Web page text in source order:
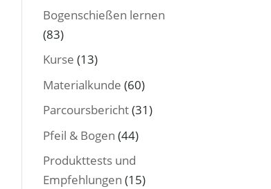
Bogenschießen lernen
(83)
Kurse (13)
Materialkunde (60)
Parcoursbericht(31)
Pfeil & Bogen (44)
Produkttests und
Empfehlungen (15)